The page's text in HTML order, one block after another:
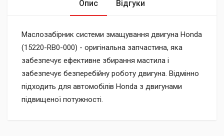
Опис Відгуки
Маслозабірник системи змащування двигуна Honda
(15220-RB0-000) - оригінальна запчастина, яка
забезпечує ефективне збирання мастила і
забезпечує безперебійну роботу двигуна. Відмінно
підходить для автомобілів Honda з двигунами
підвищеної потужності.